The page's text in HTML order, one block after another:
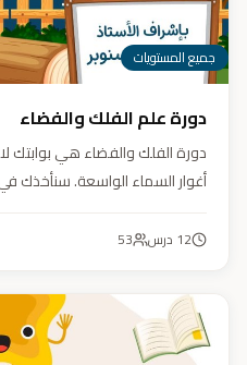
جميع المستويات
دورة علم الفلك والفضاء
دورة الفلك والفضاء هي
أغوار السماء الواسعة. سنأخذك في
عقلك وتثري خيالك، لتمنحك رؤية
12 درس 53